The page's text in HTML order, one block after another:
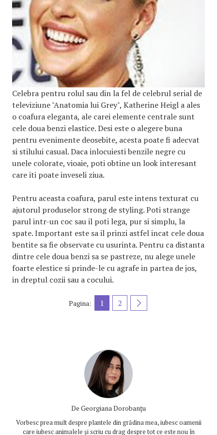
Celebra pentru rolul sau din la fel de celebrul serial de
televiziune "Anatomia lui Grey", Katherine Heigl a ales
o coafura eleganta, ale carei elemente centrale sunt
cele doua benzi elastice. Desi este o alegere buna
pentru evenimente deosebite, acesta poate fi adecvat
si stilului casual. Daca inlocuiesti benzile negre cu
unele colorate, vioaie, poti obtine un look interesant
care iti poate inveseli ziua.
Pentru aceasta coafura, parul este intens texturat cu
ajutorul produselor strong de styling. Poti strange
parul intr-un coc sau il poti lega, pur si simplu, la
spate. Important este sa il prinzi astfel incat cele doua
bentite sa fie observate cu usurinta. Pentru ca distanta
dintre cele doua benzi sa se pastreze, nu alege unele
foarte elestice si prinde-le cu agrafe in partea de jos,
in dreptul cozii sau a cocului.
Pagina: 1 2
De Georgiana Dorobanțu
Vorbesc prea mult despre plantele din grădina mea, iubesc oamenii
care iubesc animalele și scriu cu drag despre tot ce este nou în